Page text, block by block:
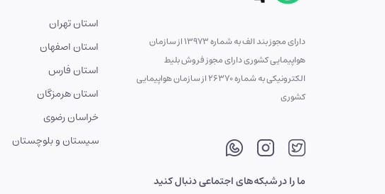
دارای مجوز بند الف به شماره 13973 از سازمان
هواپیمایی کشوری دارای مجوز فروش بلیط
الکترونیکی به شماره 26370 از سازمان هواپیمایی
کشوری
ما را در شبکه‌های اجتماعی دنبال کنید
استان تهران
استان اصفهان
استان فارس
استان هرمزگان
خراسان رضوی
سیستان و بلوچستان